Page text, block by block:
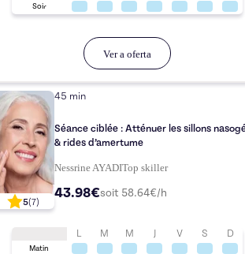
Soir
Ver a oferta
5(7)
45 min
Séance ciblée : Atténuer les sillons
& rides d’amertume
Nessrine AYADITop skiller
43.98€soit 58.64€/h
L M M J V S D
Matin